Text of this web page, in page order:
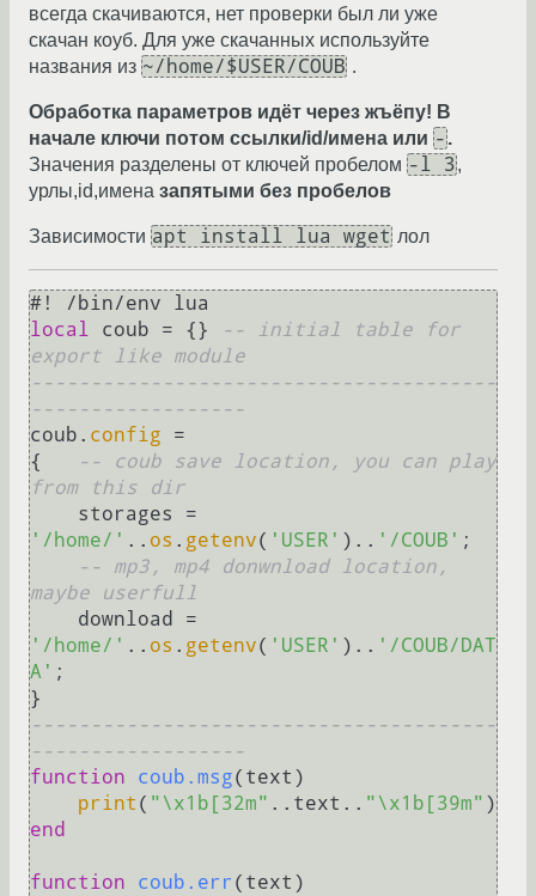
всегда скачиваются, нет проверки был ли уже
скачан коуб. Для уже скачанных используйте
названия из ~/home/$USER/COUB .
Обработка параметров идёт через жъёпу! В
начале ключи потом ссылки/id/имена или - .
Значения разделены от ключей пробелом -l 3,
урлы,id,имена запятыми без пробелов
Зависимости apt install lua wget лол
local coub = {}
-- initial table for
export like module
---------------------------------------
------------------
coub. config =
{
-- coub save location, you can play
from this dir
'/home/' .. os . getenv( 'USER' ).. '/COUB' ;
-- mp3, mp4 donwnload location,
maybe userfull
'/home/' .. os . getenv( 'USER' ).. '/COUB/DAT
A' ;
---------------------------------------
------------------
function
coub.msg(text)
print ( "\x1b[32m" ..text.. "\x1b[39m"
end
function coub.err (text)